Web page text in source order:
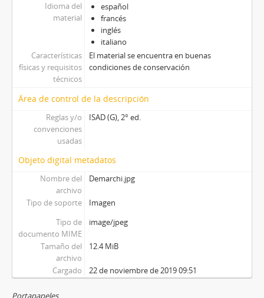
Idioma del
material
español
francés
inglés
italiano
Características
físicas y requisitos
técnicos
El material se encuentra en buenas
condiciones de conservación
Área de control de la descripción
Reglas y/o
convenciones
usadas
ISAD (G), 2° ed.
Objeto digital metadatos
Nombre del
archivo
Demarchi.jpg
Tipo de soporte
Imagen
Tipo de
documento MIME
image/jpeg
Tamaño del
archivo
12.4 MiB
Cargado 22 de noviembre de 2019 09:51